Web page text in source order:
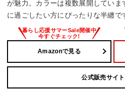
が魅力。カラーは複数展開してい
に過ごしたい方にぴったりな半纏で
Amazonで見る
公式販売サイ